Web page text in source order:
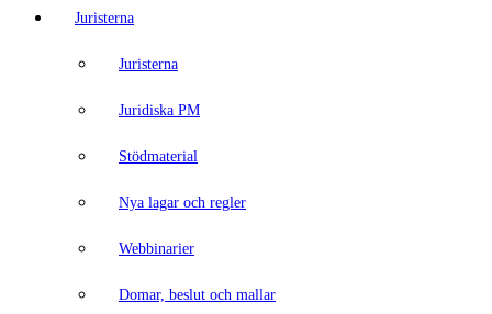
Juristerna
Juristerna
Juridiska PM
Stödmaterial
Nya lagar och regler
Webbinarier
Domar, beslut och mallar